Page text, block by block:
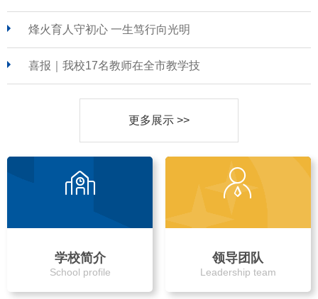
烽火育人守初心 一生笃行向光明
喜报｜我校17名教师在全市教学技
更多展示 >>
学校简介
School profile
领导团队
Leadership team